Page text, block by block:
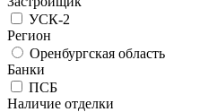
УСК-2
Регион
Оренбургская область
Банки
ПСБ
Наличие отделки